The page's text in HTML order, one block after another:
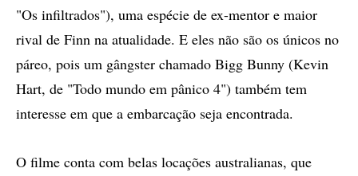
"Os infiltrados"), uma espécie de ex-mentor e maior
rival de Finn na atualidade. E eles não são os únicos no
páreo, pois um gângster chamado Bigg Bunny (Kevin
Hart, de "Todo mundo em pânico 4") também tem
interesse em que a embarcação seja encontrada.
O filme conta com belas locações australianas, que